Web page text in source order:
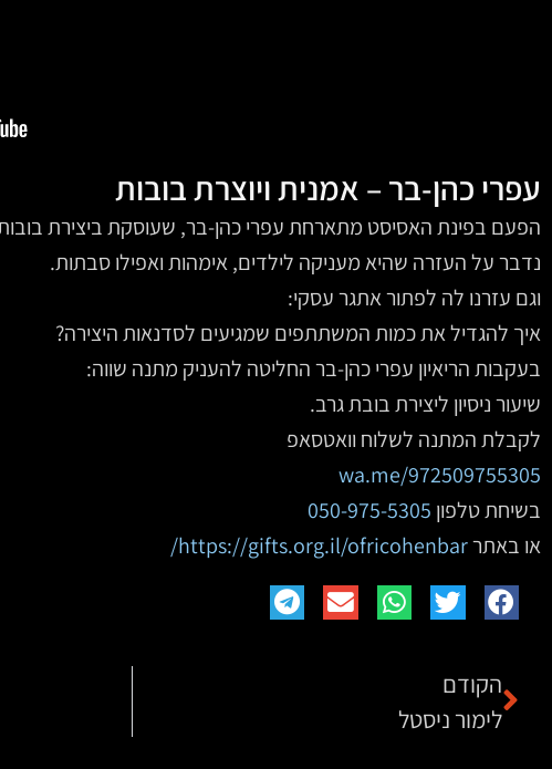
עפרי כהן-בר – אמנית ויוצרת בובות
הפעם בפינת האסיסט מתארחת עפרי כהן-בר, שעוסקת ביצירת
נדבר על העזרה שהיא מעניקה לילדים, אימהות ואפילו סבתות.
וגם עזרנו לה לפתור אתגר עסקי:
איך להגדיל את כמות המשתתפים שמגיעים לסדנאות היצירה?
בעקבות הריאיון עפרי כהן-בר החליטה להעניק מתנה שווה:
שיעור ניסיון ליצירת בובת גרב.
לקבלת המתנה לשלוח וואטסאפ
wa.me/972509755305
בשיחת טלפון 050-975-5305
או באתרhttps://gifts.org.il/ofricohenbar/
הקודם
לימור ניסטל